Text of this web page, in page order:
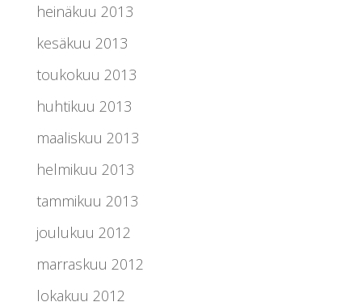
heinäkuu 2013
kesäkuu 2013
toukokuu 2013
huhtikuu 2013
maaliskuu 2013
helmikuu 2013
tammikuu 2013
joulukuu 2012
marraskuu 2012
lokakuu 2012